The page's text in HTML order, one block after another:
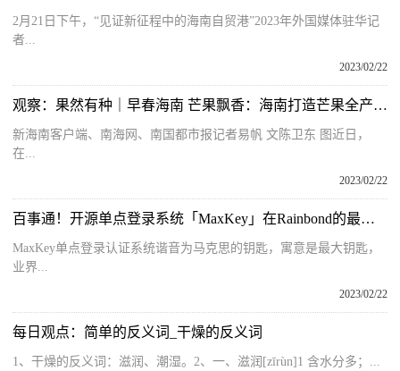
2月21日下午，“见证新征程中的海南自贸港”2023年外国媒体驻华记
者...
2023/02/22
观察：果然有种｜早春海南 芒果飘香：海南打造芒果全产业链 提高市场竞争力
新海南客户端、南海网、南国都市报记者易帆 文陈卫东 图近日，
在...
2023/02/22
百事通！开源单点登录系统「MaxKey」在Rainbond的最佳实践
MaxKey单点登录认证系统谐音为马克思的钥匙，寓意是最大钥匙，
业界...
2023/02/22
每日观点：简单的反义词_干燥的反义词
1、干燥的反义词：滋润、潮湿。2、一、滋润[zīrùn]1 含水分多；...